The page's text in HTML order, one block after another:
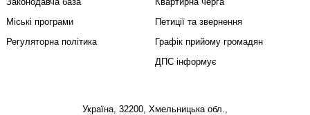
Міські програми
Регуляторна політика
Петиції та звернення
Графік прийому громадян
ДПС інформує
Україна, 32200, Хмельницька обл.,